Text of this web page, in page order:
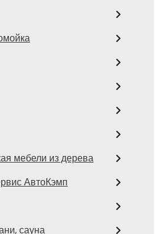
мебели из дерева
АвтоКэмп
сауна